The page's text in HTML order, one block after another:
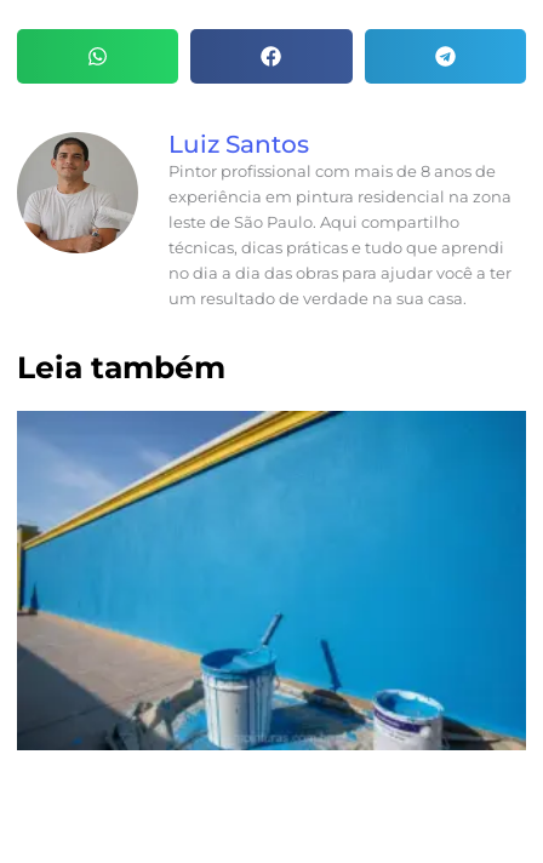
Luiz Santos
Pintor profissional com mais de 8 anos de
experiência em pintura residencial na zona
leste de São Paulo. Aqui compartilho
técnicas, dicas práticas e tudo que aprendi
no dia a dia das obras para ajudar você a ter
um resultado de verdade na sua casa.
Leia também